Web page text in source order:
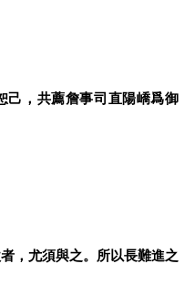
己，共薦詹事司直陽嶠爲御
，尤須與之。所以長難進之